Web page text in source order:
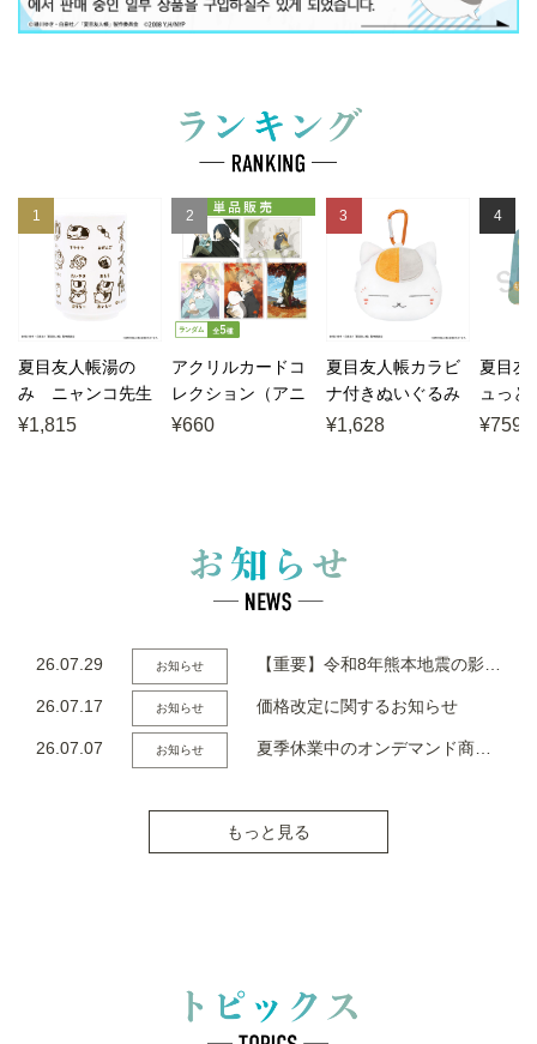
1
夏目友人帳湯の
み ニャンコ先生
¥1,815
2
アクリルカードコ
レクション（アニ
メ誌）
¥660
3
夏目友人帳カラビ
ナ付きぬいぐるみ
ファスナーマスコ
¥1,628
4
夏目友
ュっと
はんか
¥759
26.07.29 お知らせ 【重要】令和8年熊本地震の影響によるお荷物のお届け遅延および一部配送停止について
26.07.17 お知らせ 価格改定に関するお知らせ
26.07.07 お知らせ 夏季休業中のオンデマンド商品の出荷についてのお知らせ
もっと見る